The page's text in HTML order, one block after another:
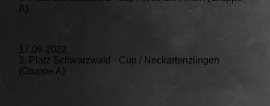
A)
17.09.2022
3. Platz Schwarzwald - Cup / Neckartenzlingen
(Gruppe A)